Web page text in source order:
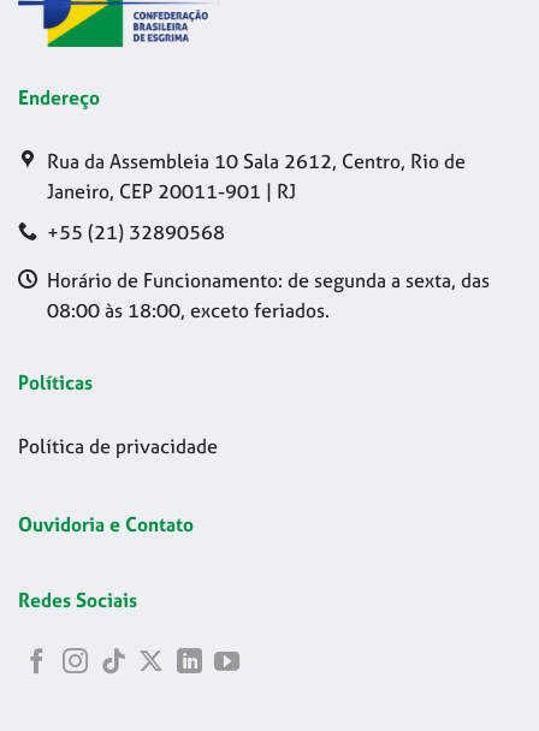
Endereço
Rua da Assembleia 10 Sala 2612, Centro, Rio de
Janeiro, CEP 20011-901 | RJ
+55 (21) 32890568
Horário de Funcionamento: de segunda a sexta, das
08:00 às 18:00, exceto feriados.
Políticas
Política de privacidade
Ouvidoria e Contato
Redes Sociais